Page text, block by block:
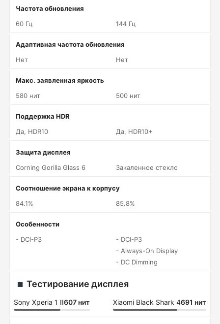
Частота обновления
60 Гц
144 Гц
Адаптивная частота обновления
Нет
Нет
Макс. заявленная яркость
580 нит
500 нит
Поддержка HDR
Да, HDR10
Да, HDR10+
Защита дисплея
Corning Gorilla Glass 6
Закаленное стекло
Соотношение экрана к корпусу
84.1%
85.8%
Особенности
- DCI-P3
- DCI-P3
- Always-On Display
- DC Dimming
Тестирование дисплея
Sony Xperia 1 II607 нит Xiaomi Black Shark 4691 нит